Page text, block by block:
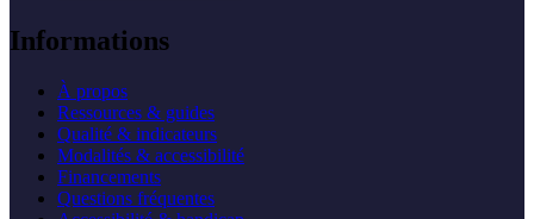
Informations
À propos
Ressources & guides
Qualité & indicateurs
Modalités & accessibilité
Financements
Questions fréquentes